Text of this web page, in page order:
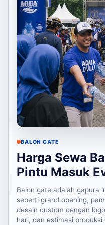
BALON GATE
Harga Sewa
Pintu Masuk
Balon gate adalah gapura
seperti grand opening,
desain custom dengan
hari, dan estimasi